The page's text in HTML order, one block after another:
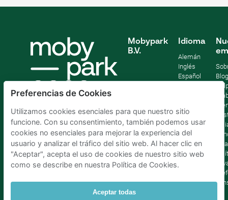
Mobypark
B.V.
Idioma
Alemán
Inglés
Español
Blog
Preferencias de Cookies
Utilizamos cookies esenciales para que nuestro sitio
funcione. Con su consentimiento, también podemos usar
cookies no esenciales para mejorar la experiencia del
usuario y analizar el tráfico del sitio web. Al hacer clic en
"Aceptar", acepta el uso de cookies de nuestro sitio web
como se describe en nuestra Política de Cookies.
Aceptar todas